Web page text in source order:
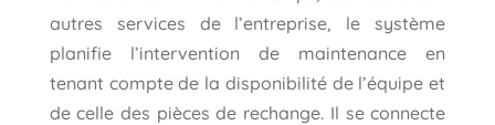
autres services de l’entreprise, le système
planifie l’intervention de maintenance en
tenant compte de la disponibilité de l’équipe et
de celle des pièces de rechange. Il se connecte